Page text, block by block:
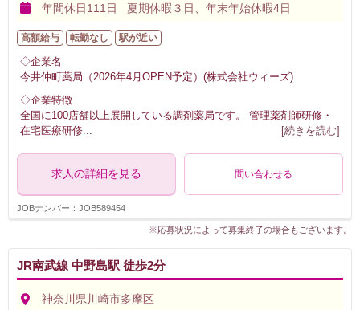
年間休日111日 夏期休暇３日、年末年始休暇4日
高額給与 転勤なし 駅が近い
◇企業名
今井仲町薬局（2026年4月OPEN予定）(株式会社ウィーズ)
◇企業特徴
全国に100店舗以上展開している調剤薬局です。 管理薬剤師研修・
在宅医療研修
[続きを読む]
求人の詳細を見る 問い合わせる
JOBナンバー：JOB589454
※応募状況によって募集終了の場合もございます。
JR南武線 中野島駅 徒歩2分
神奈川県川崎市多摩区